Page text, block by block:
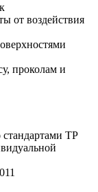
от воздействия
проколам и
стандартами ТР